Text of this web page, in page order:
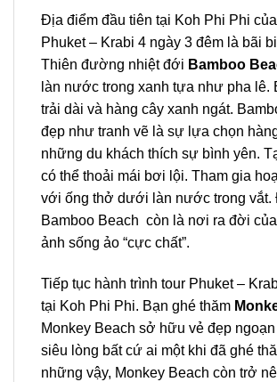
Địa điểm đầu tiên tại Koh Phi Phi của
Phuket – Krabi 4 ngày 3 đêm là bãi
Thiên đường nhiệt đới Bamboo
làn nước trong xanh tựa như pha lê.
trải dài và hàng cây xanh ngát.
đẹp như tranh vẽ là sự lựa chọn
những du khách thích sự bình yên.
có thể thoải mái bơi lội. Tham gia
với ống thở dưới làn nước trong vắt.
Bamboo Beach còn là nơi ra đời
ảnh sống ảo “cực chất”.
Tiếp tục hành trình tour Phuket –
tại Koh Phi Phi. Bạn ghé thăm
Monkey Beach sở hữu vẻ đẹp
siêu lòng bất cứ ai một khi đã ghé
những vậy, Monkey Beach còn trở